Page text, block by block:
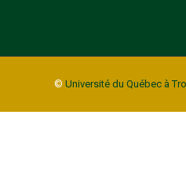
© Université du Québec à